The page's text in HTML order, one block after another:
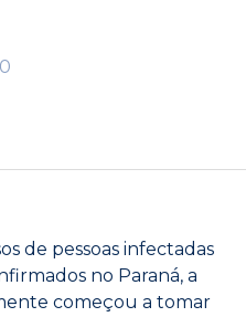
de pessoas infectadas
no Paraná, a
começou a tomar